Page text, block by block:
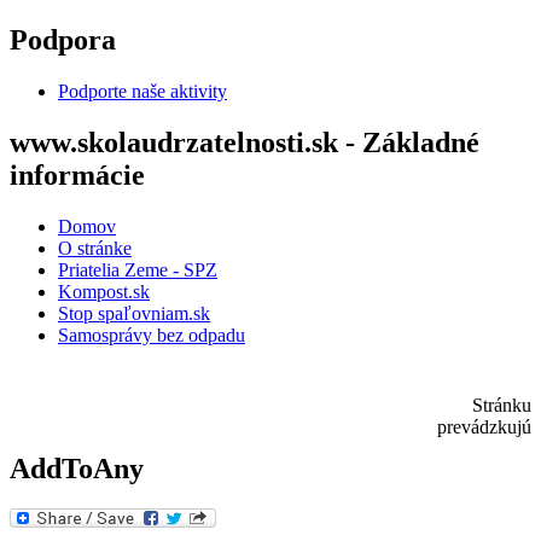
Skip to main content
Podpora
Podporte naše aktivity
www.skolaudrzatelnosti.sk - Základné
informácie
Domov
O stránke
Priatelia Zeme - SPZ
Kompost.sk
Stop spaľovniam.sk
Samosprávy bez odpadu
Stránku
prevádzkujú
AddToAny